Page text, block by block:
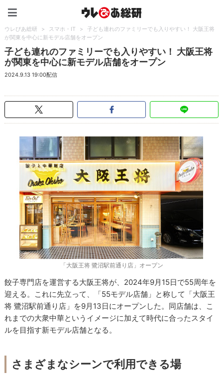
ウレぴあ総研 > スマホ・IT >
子ども連れのファミリーでも入りやすい！ 大阪王将
が関東を中心に新モデル店舗をオープン
子ども連れのファミリーでも入りやすい！ 大阪王将
が関東を中心に新モデル店舗をオープン
2024.9.13 19:00配信
「大阪王将 鷺沼駅前通り店」オープン
餃子専門店を運営する大阪王将が、2024年9月15日で55周年を
迎える。これに先立って、「55モデル店舗」と称して「大阪王
将 鷺沼駅前通り店」を9月13日にオープンした。同店舗は、こ
れまでの大衆中華というイメージに加えて時代に合ったスタイ
ルを目指す新モデル店舗となる。
さまざまなシーンで利用できる場